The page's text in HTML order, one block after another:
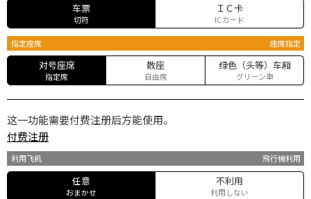
车票
切符
ＩＣ卡
ICカード
指定座席 座席指定
对号座席
指定席
散座
自由席
绿色（头等）车厢
グリーン車
这一功能需要付费注册后方能使用。
付费注册
利用飞机 飛行機利用
任意
おまかせ
不利用
利用しない